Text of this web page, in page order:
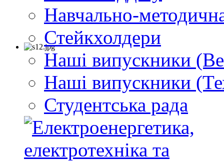
Навчально-
Стейкхолдери
Наші випускники
Наші випускники
Студентська рада